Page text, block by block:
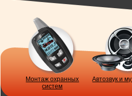
Монтаж охранных
систем
Автозвук и